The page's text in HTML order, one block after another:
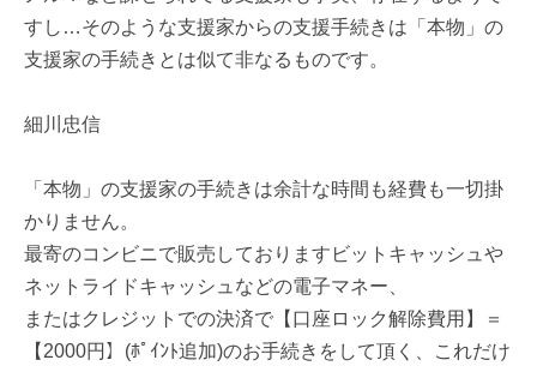
すし…そのような支援家からの支援手続きは「本物」の
支援家の手続きとは似て非なるものです。
細川忠信
「本物」の支援家の手続きは余計な時間も経費も一切掛
かりません。
最寄のコンビニで販売しておりますビットキャッシュや
ネットライドキャッシュなどの電子マネー、
またはクレジットでの決済で【口座ロック解除費用】＝
【2000円】(ﾎﾟｲﾝﾄ追加)のお手続きをして頂く、これだけ